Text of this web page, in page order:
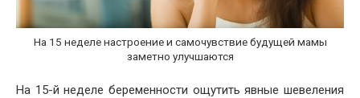
На 15 неделе настроение и самочувствие будущей мамы
заметно улучшаются
На 15-й неделе беременности ощутить явные шевеления